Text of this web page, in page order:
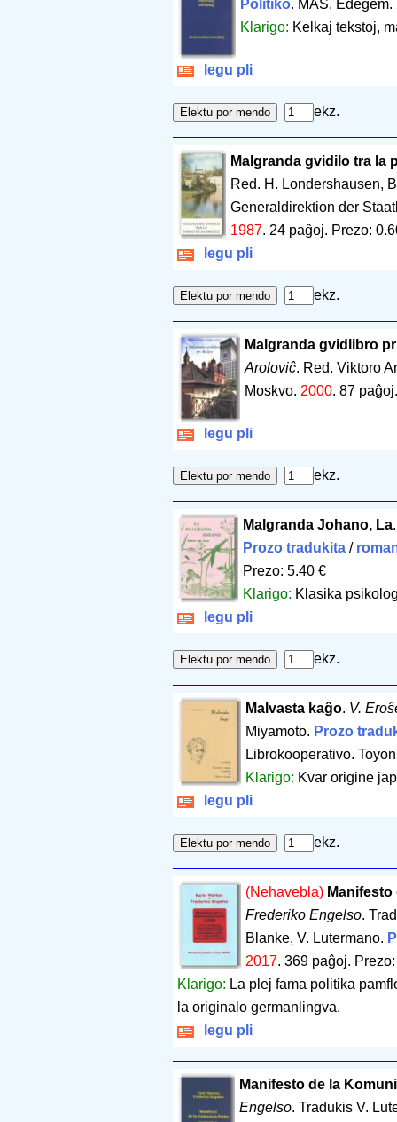
Politiko. MAS. Edegem.
Klarigo: Kelkaj tekstoj,
legu pli
ekz.
Malgranda gvidilo tra la
Red. H. Londershausen,
Generaldirektion der
1987. 24 paĝoj. Prezo:
legu pli
ekz.
Malgranda gvidlibro
Aroloviĉ. Red. Viktoro
Moskvo. 2000. 87 paĝoj
legu pli
ekz.
Malgranda Johano, La
Prozo tradukita /
Prezo: 5.40 €
Klarigo: Klasika
legu pli
ekz.
Malvasta kaĝo. V.
Miyamoto. Prozo
Librokooperativo.
Klarigo: Kvar origine
legu pli
ekz.
(Nehavebla)
Frederiko Engelso.
Blanke, V. Lutermano.
2017. 369 paĝoj.
Klarigo: La plej fama politika
la originalo germanlingva.
legu pli
Manifesto de la
Engelso. Tradukis V.